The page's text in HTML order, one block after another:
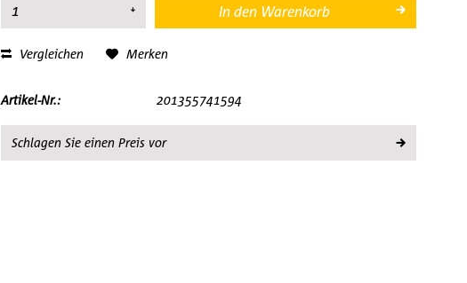
In den Warenkorb
Vergleichen Merken
Artikel-Nr.: 201355741594
Schlagen Sie einen Preis vor